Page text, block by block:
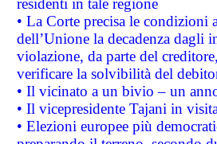
residenti in tale regione
• La Corte precisa le
dell’Unione la decadenza dagli
violazione, da parte del
verificare la solvibilità del
• Il vicinato a un bivio – un
• Il vicepresidente Tajani in
• Elezioni europee più